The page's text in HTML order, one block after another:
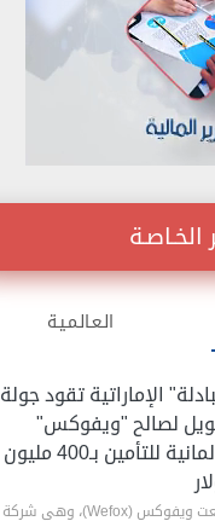
الخـاصـة
الـعـالـمـيـة
الإماراتية تقود جولة
لصالح "ويفوكس"
الألمانية للتأمين بـ400 مليون
جمعت ويفوكس (Wefox)، وهي شركة